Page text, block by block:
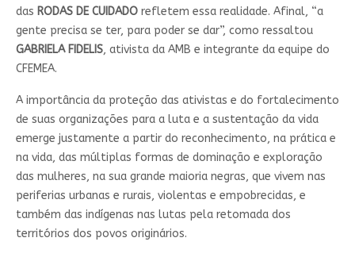
das RODAS DE CUIDADOrefletem essa realidade. Afinal, “a
gente precisa se ter, para poder se dar”, como ressaltou
GABRIELA FIDELIS, ativista da AMB e integrante da equipe do
CFEMEA.
A importância da proteção das ativistas e do fortalecimento
de suas organizações para a luta e a sustentação da vida
emerge justamente a partir do reconhecimento, na prática e
na vida, das múltiplas formas de dominação e exploração
das mulheres, na sua grande maioria negras, que vivem nas
periferias urbanas e rurais, violentas e empobrecidas, e
também das indígenas nas lutas pela retomada dos
territórios dos povos originários.